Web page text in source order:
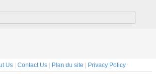
Us| Contact Us| Plan du site | Privacy Policy